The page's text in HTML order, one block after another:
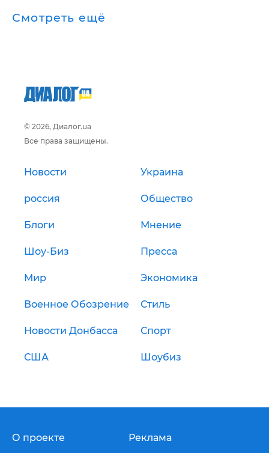
Смотреть ещё
© 2026, Диалог.ua
Все права защищены.
Новости Украина
россия Общество
Блоги Мнение
Шоу-Биз Пресса
Мир Экономика
Военное Обозрение Стиль
Новости Донбасса Спорт
США Шоубиз
О проекте Реклама